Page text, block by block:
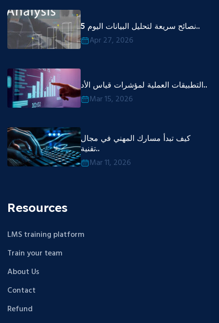
5 نصائح سريعة لتحليل البيانات اليوم..
Apr 27, 2026
التطبيقات العملية لمؤشرات قياس الأد..
Mar 15, 2026
كيف تبدأ مسارك المهني في مجال
تقنية..
Mar 11, 2026
Resources
LMS training platform
Train your team
About Us
Contact
Refund